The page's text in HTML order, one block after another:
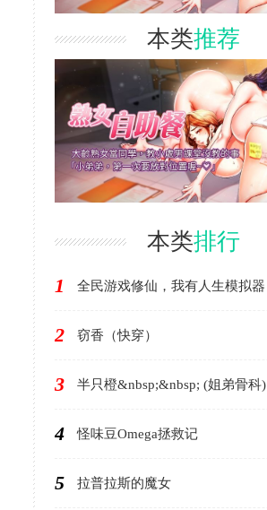
本类推荐
本类排行
1 全民游戏修仙，我有人生模拟器
2 窃香（快穿）
3 半只橙&nbsp;&nbsp; (姐弟骨科)
4 怪味豆Omega拯救记
5 拉普拉斯的魔女